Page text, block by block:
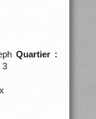
Quartier :
3